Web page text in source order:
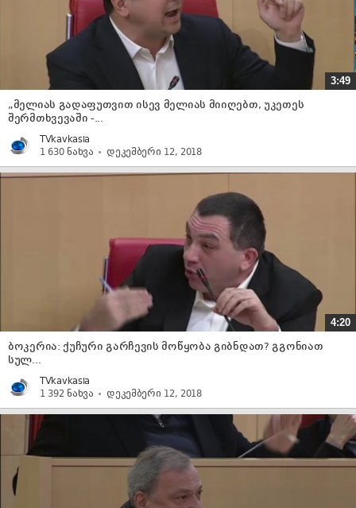
3:49
„მელიას გადაფუთვით ისევ მელიას მიიღებთ, უკეთეს
შერმთხვევაში -...
TVkavkasia
1 630 ნახვა
დეკემბერი 12, 2018
4:20
ბოკერია: ქუჩური გარჩევის მოწყობა გიბნდათ? გგონიათ
სულ...
TVkavkasia
1 392 ნახვა
დეკემბერი 12, 2018